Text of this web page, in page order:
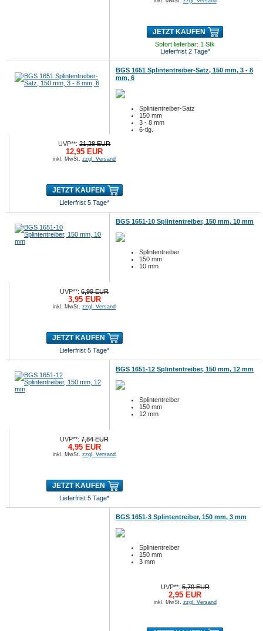
JETZT KAUFEN
Sofort lieferbar: 1 Stk
Lieferfrist 2 Tage*
BGS 1651 Splintentreiber-Satz, 150 mm, 3 - 8
mm, 6
Splintentreiber-Satz
150 mm
3 - 8 mm
6-tlg.
UVP**:21,28 EUR
12,95 EUR
inkl. MwSt.zzgl. Versand
JETZT KAUFEN
Lieferfrist 5 Tage*
BGS 1651-10 Splintentreiber, 150 mm, 10 mm
Splintentreiber
150 mm
10 mm
UVP**:6,99 EUR
3,95 EUR
inkl. MwSt.zzgl. Versand
JETZT KAUFEN
Lieferfrist 5 Tage*
BGS 1651-12 Splintentreiber, 150 mm, 12 mm
Splintentreiber
150 mm
12 mm
UVP**:7,84 EUR
4,95 EUR
inkl. MwSt.zzgl. Versand
JETZT KAUFEN
Lieferfrist 5 Tage*
BGS 1651-3 Splintentreiber, 150 mm, 3 mm
Splintentreiber
150 mm
3 mm
UVP**:5,70 EUR
2,95 EUR
inkl. MwSt. zzgl. Versand